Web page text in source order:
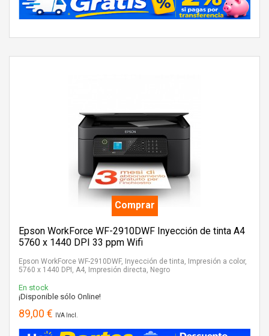
Comprar
Epson WorkForce WF-2910DWF Inyección de tinta A4
5760 x 1440 DPI 33 ppm Wifi
Epson WorkForce WF-2910DWF, Inyección de tinta, Impresión a color,
5760 x 1440 DPI, A4, Impresión directa, Negro
En stock
¡Disponible sólo Online!
89,00 € IVA Incl.